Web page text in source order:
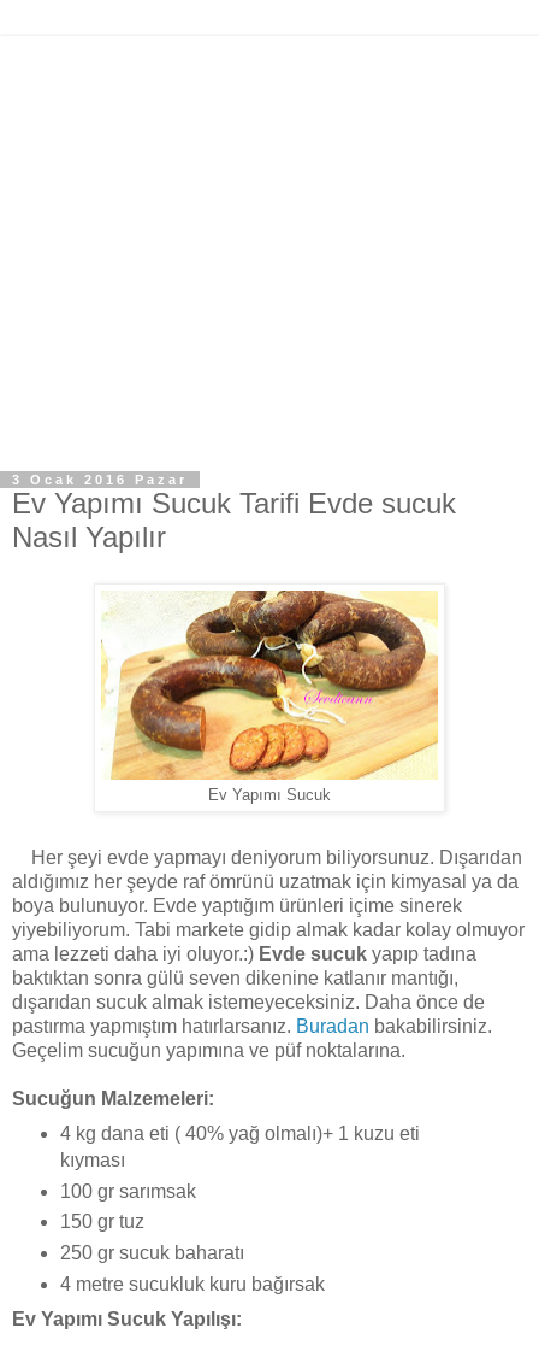
3 Ocak 2016 Pazar
Ev Yapımı Sucuk Tarifi Evde sucuk
Nasıl Yapılır
Ev Yapımı Sucuk
Her şeyi evde yapmayı deniyorum biliyorsunuz. Dışarıdan
aldığımız her şeyde raf ömrünü uzatmak için kimyasal ya da
boya bulunuyor. Evde yaptığım ürünleri içime sinerek
yiyebiliyorum. Tabi markete gidip almak kadar kolay olmuyor
ama lezzeti daha iyi oluyor.:) Evde sucuk yapıp tadına
baktıktan sonra gülü seven dikenine katlanır mantığı,
dışarıdan sucuk almak istemeyeceksiniz. Daha önce de
pastırma yapmıştım hatırlarsanız. Buradan bakabilirsiniz.
Geçelim sucuğun yapımına ve püf noktalarına.
Sucuğun Malzemeleri:
4 kg dana eti ( 40% yağ olmalı)+ 1 kuzu eti
kıyması
100 gr sarımsak
150 gr tuz
250 gr sucuk baharatı
4 metre sucukluk kuru bağırsak
Ev Yapımı Sucuk Yapılışı: